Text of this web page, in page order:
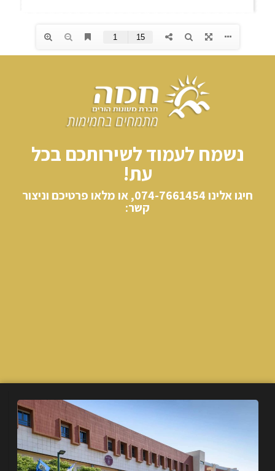
נשמח לעמוד לשירותכם בכל
עת!
חיגו אלינו​ 074-7661454, או מלאו פרטיכם וניצור
קשר: